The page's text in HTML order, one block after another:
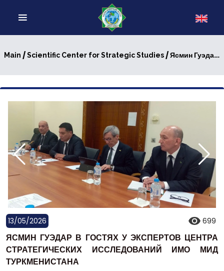
Main /Scientific Center for Strategic Studies/ Ясмин Гуэдар в гостях у экспертов Центра стратегических исследований ИМО МИД Туркменистана
13/05/2026 699
ЯСМИН ГУЭДАР В ГОСТЯХ У ЭКСПЕРТОВ ЦЕНТРА
СТРАТЕГИЧЕСКИХ ИССЛЕДОВАНИЙ ИМО МИД
ТУРКМЕНИСТАНА